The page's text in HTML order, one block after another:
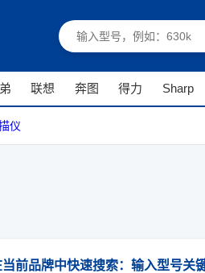
联想 奔图 得力 Sharp
仪
当前品牌中快速搜索：输入型号关